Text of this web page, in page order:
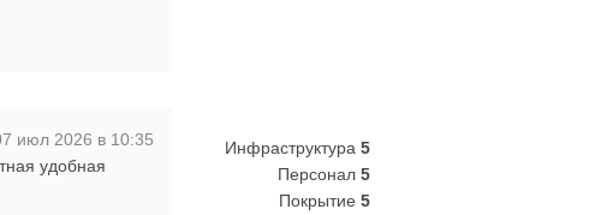
июл 2026 в 10:35
удобная
Инфраструктура 5
Персонал 5
Покрытие 5